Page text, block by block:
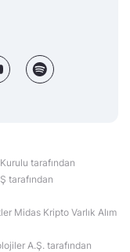
tarafından
tarafından
Midas Kripto Varlık Alım
A.Ş. tarafından